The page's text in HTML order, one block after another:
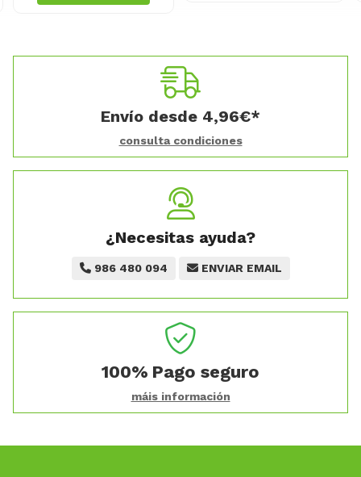
Envío desde 4,96€*
consulta condiciones
¿Necesitas ayuda?
986 480 094 ENVIAR EMAIL
100% Pago seguro
máis información